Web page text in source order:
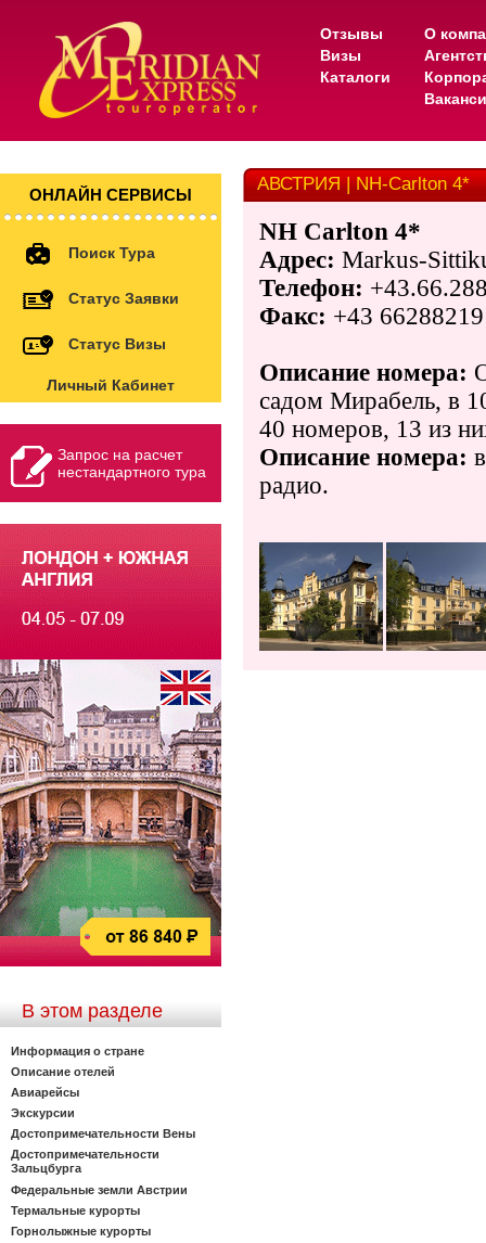
Отзывы
Визы
Каталоги
О
ОНЛАЙН СЕРВИСЫ
Поиск Тура
Статус Заявки
Статус Визы
Личный Кабинет
Запрос на расчет
нестандартного тура
В этом разделе
Информация о стране
Описание отелей
Авиарейсы
Экскурсии
Достопримечательности Вены
Достопримечательности
Зальцбурга
Федеральные земли Австрии
Термальные курорты
Горнолыжные курорты
АВСТРИЯ | NH-Carlton 4*
NH Carlton 4*
Адрес: Markus-
Телефон:
Факс: +43
Описание номера:
садом Мирабель, в
40 номеров, 13 из
Описание номера:
радио.